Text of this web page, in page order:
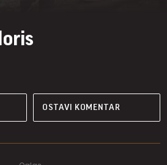
OSTAVI KOMENTAR